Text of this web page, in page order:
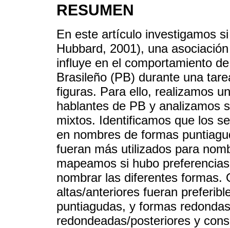
RESUMEN
En este artículo investigamos
Hubbard, 2001), una
influye en el comportamiento
Brasileño (PB) durante una
figuras. Para ello, realizamos
hablantes de PB y analizamos
mixtos. Identificamos que los
en nombres de formas
fueran más utilizados para
mapeamos si hubo
nombrar las diferentes formas.
altas/anteriores fueran
puntiagudas, y formas
redondeadas/posteriores y